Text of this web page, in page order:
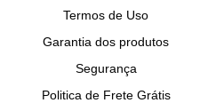
Termos de Uso
Garantia dos produtos
Segurança
Politica de Frete Grátis